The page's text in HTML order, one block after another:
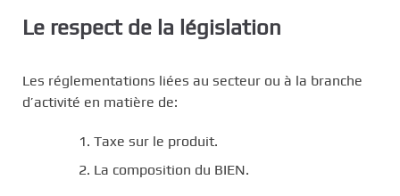
Le respect de la législation
Les réglementations liées au secteur ou à la branche
d’activité en matière de:
Taxe sur le produit.
La composition du BIEN.